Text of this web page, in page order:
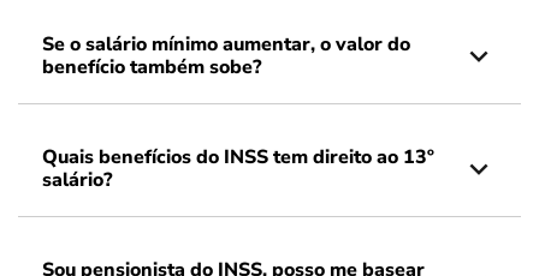
Se o salário mínimo aumentar, o valor do
benefício também sobe?
Quais benefícios do INSS tem direito ao 13º
salário?
Sou pensionista do INSS, posso me basear